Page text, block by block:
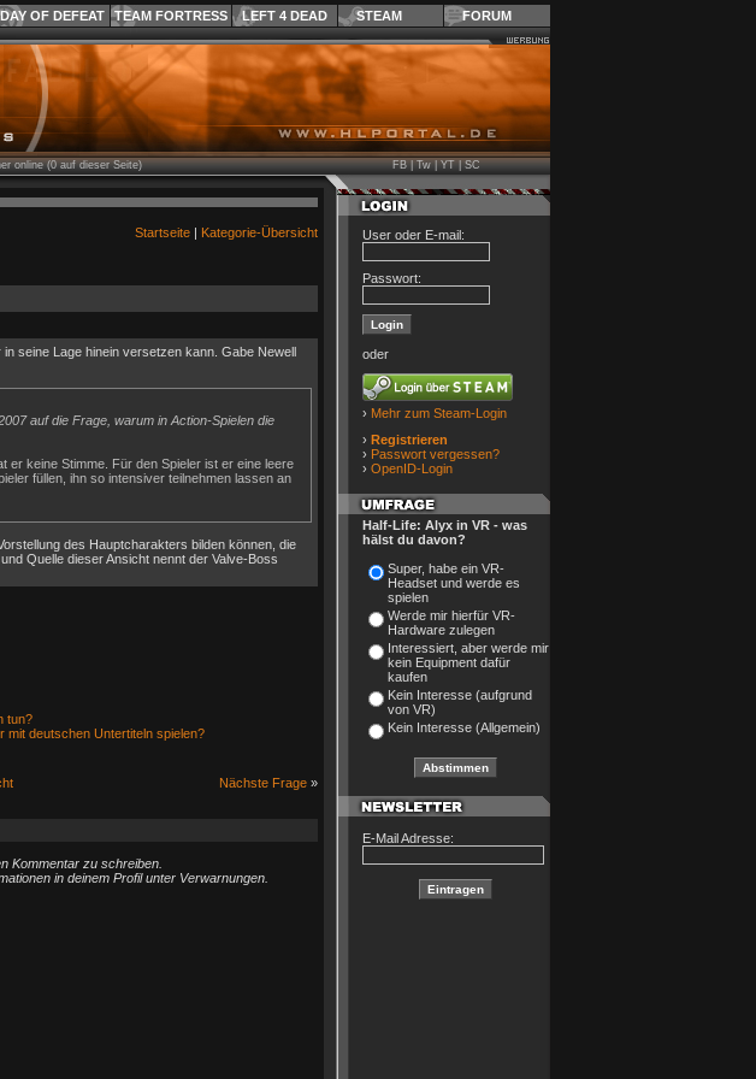
DAY OF DEFEAT TEAM FORTRESS LEFT 4 DEAD STEAM FORUM
online (0 auf dieser Seite)
Startseite| Kategorie-Übersicht
seine Lage hinein versetzen kann. Gabe Newell
auf die Frage, warum in Action-Spielen die
er keine Stimme. Für den Spieler ist er eine leere
füllen, ihn so intensiver teilnehmen lassen an
des Hauptcharakters bilden können, die
Quelle dieser Ansicht nennt der Valve-Boss
tun?
mit deutschen Untertiteln spielen?
Nächste Frage»
Kommentar zu schreiben.
in deinem Profil unter Verwarnungen.
FB|Tw|YT|SC
User oder E-mail:
Passwort:
oder
› Mehr zum Steam-Login
› Registrieren
› Passwort vergessen?
› OpenID-Login
Half-Life: Alyx in VR - was
hälst du davon?
Super, habe ein VR-
Headset und werde es
spielen
Werde mir hierfür VR-
Hardware zulegen
Interessiert, aber werde mir
kein Equipment dafür
kaufen
Kein Interesse (aufgrund
von VR)
Kein Interesse (Allgemein)
E-Mail Adresse: